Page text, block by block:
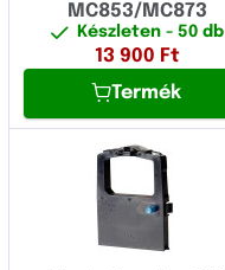
Konica Minolta
Kyocera
Lexmark
MC853/MC873
Készleten - 50 db
13 900 Ft
Termék